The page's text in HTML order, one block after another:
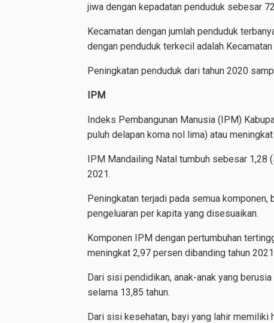
jiwa dengan kepadatan penduduk sebesar
Kecamatan dengan jumlah penduduk
dengan penduduk terkecil adalah Kecamatan
Peningkatan penduduk dari tahun 2020
IPM
Indeks Pembangunan Manusia (IPM)
puluh delapan koma nol lima) atau
IPM Mandailing Natal tumbuh sebesar 1,28
2021.
Peningkatan terjadi pada semua
pengeluaran per kapita yang disesuaikan.
Komponen IPM dengan pertumbuhan
meningkat 2,97 persen dibanding tahun
Dari sisi pendidikan, anak-anak yang
selama 13,85 tahun.
Dari sisi kesehatan, bayi yang lahir memiliki